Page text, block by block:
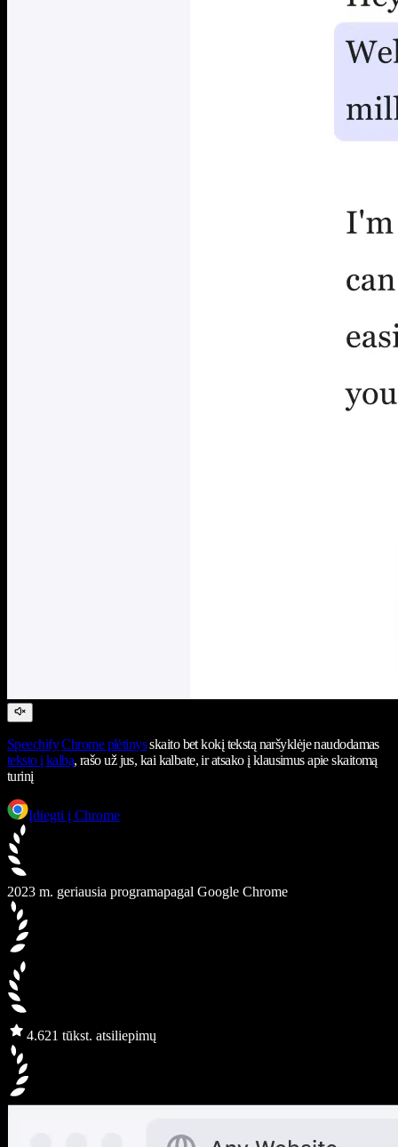
Speechify Chrome plėtinysskaito bet kokį tekstą naršyklėje naudodamas
teksto į kalbą, rašo už jus, kai kalbate, ir atsako į klausimus apie skaitomą
turinį
Įdiegti į Chrome
2023 m. geriausia programapagal Google Chrome
4.621 tūkst. atsiliepimų